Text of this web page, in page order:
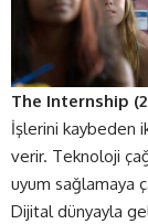
The Internship
İşlerini kaybeden
verir. Teknoloji
uyum sağlamaya
Dijital dünyayla